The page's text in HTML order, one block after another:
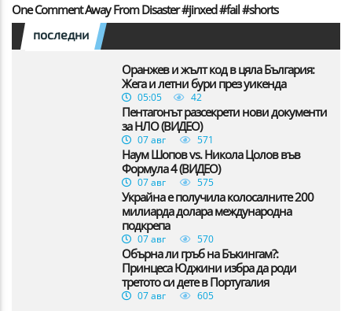
One Comment Away From Disaster #jinxed #fail #shorts
последни
Оранжев и жълт код в цяла България:
Жега и летни бури през уикенда
05:05 42
Пентагонът разсекрети нови документи
за НЛО (ВИДЕО)
07 авг 571
Наум Шопов vs. Никола Цолов във
Формула 4 (ВИДЕО)
07 авг 575
Украйна е получила колосалните 200
милиарда долара международна
подкрепа
07 авг 570
Обърна ли гръб на Бъкингам?:
Принцеса Юджини избра да роди
третото си дете в Португалия
07 авг 605